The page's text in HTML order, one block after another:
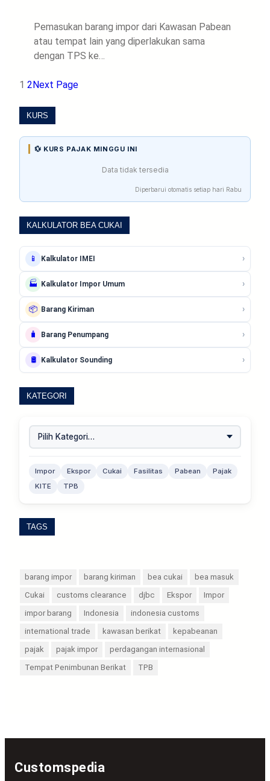
Pemasukan barang impor dari Kawasan Pabean
atau tempat lain yang diperlakukan sama
dengan TPS ke…
1 2Next Page
KURS
💱 KURS PAJAK MINGGU INI
Data tidak tersedia
Diperbarui otomatis setiap hari Rabu
KALKULATOR BEA CUKAI
📱 Kalkulator IMEI ›
🏭 Kalkulator Impor Umum ›
📦 Barang Kiriman ›
🧳 Barang Penumpang ›
🛢️ Kalkulator Sounding ›
KATEGORI
Impor Ekspor Cukai Fasilitas Pabean
Pajak
KITE
TPB
TAGS
barang impor barang kiriman bea cukai
bea masuk
Cukai
customs clearance djbc Ekspor
Impor
impor barang
Indonesia
indonesia customs
international trade
kawasan berikat
kepabeanan
pajak
pajak impor
perdagangan internasional
Tempat Penimbunan Berikat
TPB
Customspedia